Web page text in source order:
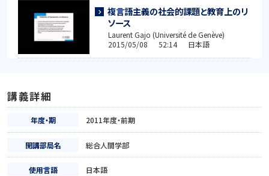
複言語主義の社会的課題と教育上のリ
ソース
Laurent Gajo (Université de Genève)
2015/05/08 52:14 日本語
講義詳細
年度・期 2011年度・前期
開講部局名 総合人間学部
使用言語 日本語